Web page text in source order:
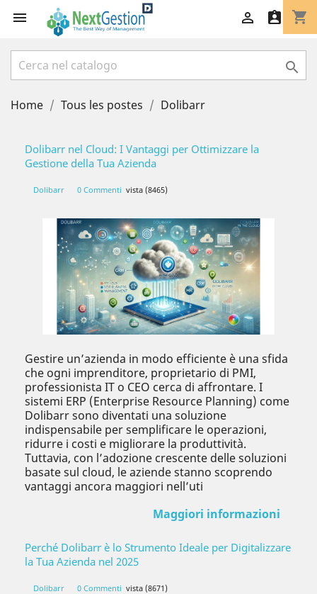
 shopping_cart
 

Home Tous les postes Dolibarr
Dolibarr nel Cloud: I Vantaggi per Ottimizzare la
Gestione della Tua Azienda
Dolibarr 0 Commenti vista (8465)
Gestire un’azienda in modo efficiente è una sfida
che ogni imprenditore, proprietario di PMI,
professionista IT o CEO cerca di affrontare. I
sistemi ERP (Enterprise Resource Planning) come
Dolibarr sono diventati una soluzione
indispensabile per semplificare le operazioni,
ridurre i costi e migliorare la produttività.
Tuttavia, con l’adozione crescente delle soluzioni
basate sul cloud, le aziende stanno scoprendo
vantaggi ancora maggiori nell’uti
Maggiori informazioni
Perché Dolibarr è lo Strumento Ideale per Digitalizzare
la Tua Azienda nel 2025
Dolibarr 0 Commenti vista (8671)